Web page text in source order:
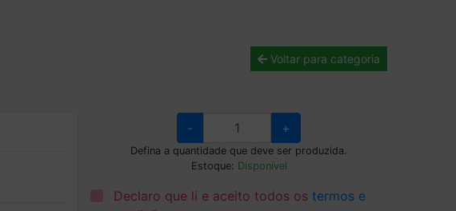
Voltar para categoria
- +
Defina a quantidade que deve ser produzida.
Estoque: Disponível
Declaro que li e aceito todos ostermos e